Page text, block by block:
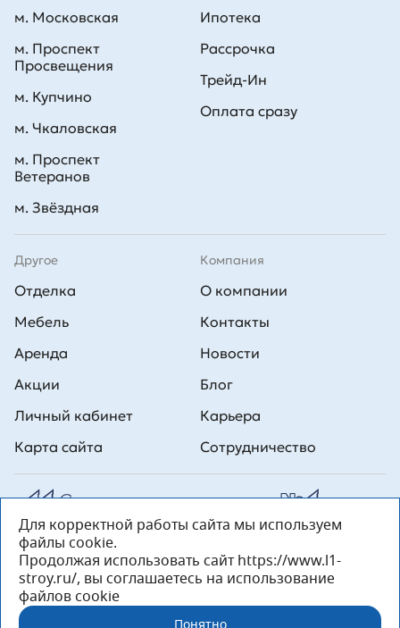
Ипотека
Рассрочка
Трейд-Ин
Оплата сразу
Другое
Отделка
Мебель
Аренда
Акции
Личный кабинет
Карта сайта
Компания
О компании
Контакты
Новости
Блог
Карьера
Сотрудничество
м. Московская
м. Проспект
Просвещения
м. Купчино
м. Чкаловская
м. Проспект
Ветеранов
м. Звёздная
Все права на публикуемые на сайте материалы принадлежат
ООО Л1 Строительная комания №1. Любая информация,
представленная на данном сайте, носит исключительно
информационный характер и ни при каких условиях не является
публичной офертой, определяемой положениями статьи 437 ГК РФ.
«ООО «Л1 Строительная Компания №1» 196233, Санкт-Петербург, ул.
Орджоникидзе, д. 52, литер А, пом. 92-Н, офис 4 ИНН 7810269443,
Для корректной работы сайта мы используем
файлы cookie.
Продолжая использовать сайт https://www.l1-
stroy.ru/, вы соглашаетесь на использование
файлов cookie
Понятно